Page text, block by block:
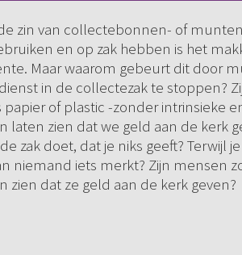
zin van collectebonnen- of
en op zak hebben is het
Maar waarom gebeurt dit door
in de collectezak te stoppen?
papier of plastic -zonder intrinsieke
laten zien dat we geld aan de kerk
zak doet, dat je niks geeft?
niemand iets merkt? Zijn mensen
zien dat ze geld aan de kerk geven?